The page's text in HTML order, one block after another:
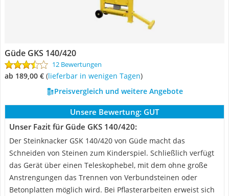
Güde GKS 140/420
12 Bewertungen
ab 189,00 € ( Lieferbar in wenigen Tagen)
Preisvergleich und weitere Angebote
Unsere Bewertung: GUT
Unser Fazit für Güde GKS 140/420:
Der Steinknacker GSK 140/420 von Güde macht das
Schneiden von Steinen zum Kinderspiel. Schließlich verfügt
das Gerät über einen Teleskophebel, mit dem ohne große
Anstrengungen das Trennen von Verbundsteinen oder
Betonplatten möglich wird. Bei Pflasterarbeiten erweist sich